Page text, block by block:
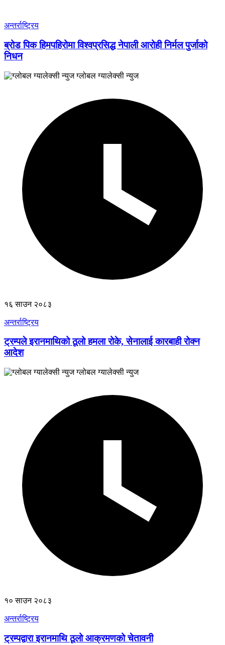
अन्तर्राष्ट्रिय
ब्रोड पिक हिमपहिरोमा विश्वप्रसिद्ध नेपाली आरोही निर्मल पुर्जाको
निधन
ग्लोबल ग्यालेक्सी न्युज
१६ साउन २०८३
अन्तर्राष्ट्रिय
ट्रम्पले इरानमाथिको ठूलो हमला रोके, सेनालाई कारबाही रोक्न
आदेश
ग्लोबल ग्यालेक्सी न्युज
१० साउन २०८३
अन्तर्राष्ट्रिय
ट्रम्पद्वारा इरानमाथि ठूलो आक्रमणको चेतावनी